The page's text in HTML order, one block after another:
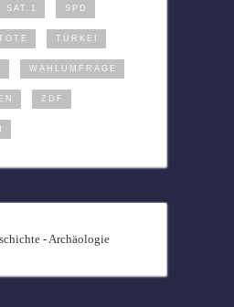
SAT.1 SPD
TÜRKEI
WAHLUMFRAGE
ZDF
- Archäologie